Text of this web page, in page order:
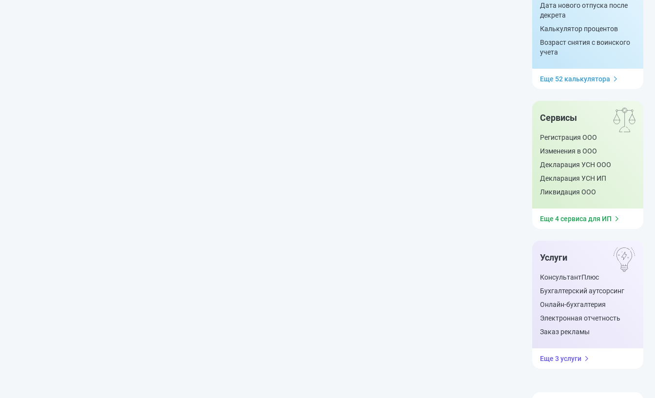
Дата нового отпуска после
декрета
Калькулятор процентов
Возраст снятия с воинского
учета
Еще 52 калькулятора
Сервисы
Регистрация ООО
Изменения в ООО
Декларация УСН ООО
Декларация УСН ИП
Ликвидация ООО
Еще 4 сервиса для ИП
Услуги
КонсультантПлюс
Бухгалтерский аутсорсинг
Онлайн-бухгалтерия
Электронная отчетность
Заказ рекламы
Еще 3 услуги